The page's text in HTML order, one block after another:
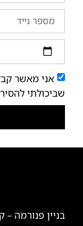
אני מאשר
שביכולתי
בניין פנורמה –